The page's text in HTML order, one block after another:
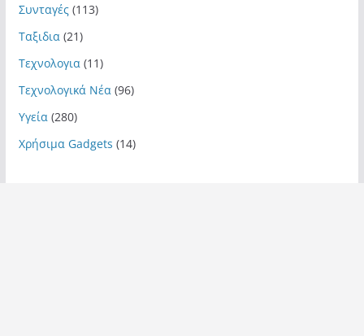
Συνταγές(113)
Ταξιδια (21)
Τεχνολογια (11)
Τεχνολογικά Νέα (96)
Υγεία (280)
Χρήσιμα Gadgets (14)